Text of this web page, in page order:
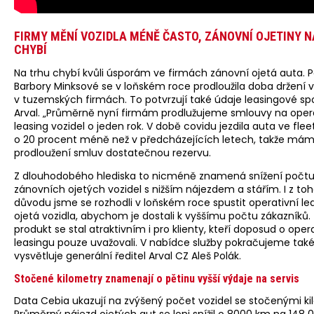
FIRMY MĚNÍ VOZIDLA MÉNĚ ČASTO, ZÁNOVNÍ OJETINY
CHYBÍ
Na trhu chybí kvůli úsporám ve firmách zánovní ojetá auta.
Barbory Minksové se v loňském roce prodloužila doba držení
v tuzemských firmách. To potvrzují také údaje leasingové
Arval. „Průměrně nyní firmám prodlužujeme smlouvy na
leasing vozidel o jeden rok. V době covidu jezdila auta ve
o 20 procent méně než v předcházejících letech, takže
prodloužení smluv dostatečnou rezervu.
Z dlouhodobého hlediska to nicméně znamená snížení počtu
zánovních ojetých vozidel s nižším nájezdem a stářím. I z
důvodu jsme se rozhodli v loňském roce spustit operativní
ojetá vozidla, abychom je dostali k vyššímu počtu
produkt se stal atraktivním i pro klienty, kteří doposud o
leasingu pouze uvažovali. V nabídce služby pokračujeme
vysvětluje generální ředitel Arval CZ Aleš Polák.
Stočené kilometry znamenají o pětinu vyšší výdaje na servis
Data Cebia ukazují na zvýšený počet vozidel se stočenými